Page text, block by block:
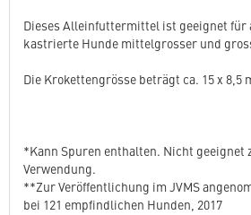
Dieses Alleinfuttermittel ist geeignet für
kastrierte Hunde mittelgrosser und
Die Krokettengrösse beträgt ca. 15 x 8,5
*Kann Spuren enthalten. Nicht geeignet
Verwendung.
**Zur Veröffentlichung im JVMS
bei 121 empfindlichen Hunden, 2017